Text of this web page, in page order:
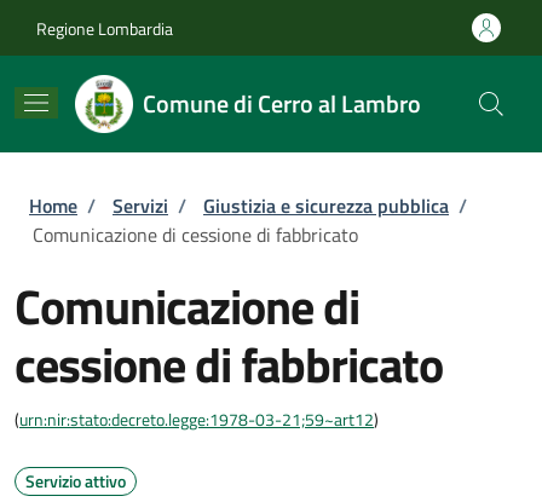
Regione Lombardia
Comune di Cerro al Lambro
Briciole di pane
Home / Servizi / Giustizia e sicurezza pubblica /
Comunicazione di cessione di fabbricato
Comunicazione di
cessione di fabbricato
(urn:nir:stato:decreto.legge:1978-03-21;59~art12)
Servizio attivo